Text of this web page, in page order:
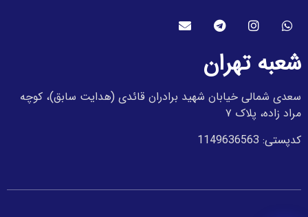
شعبه تهران
سعدی شمالی خیابان شهید برادران قائدی (هدایت سابق)، کوچه
مراد زاده، پلاک ۷
کدپستی: 1149636563